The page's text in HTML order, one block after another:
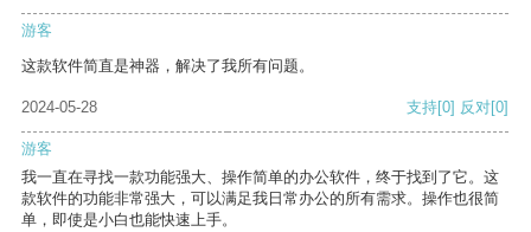
游客
这款软件简直是神器，解决了我所有问题。
2024-05-28 支持[0] 反对[0]
游客
我一直在寻找一款功能强大、操作简单的办公软件，终于找到了它。这
款软件的功能非常强大，可以满足我日常办公的所有需求。操作也很简
单，即使是小白也能快速上手。